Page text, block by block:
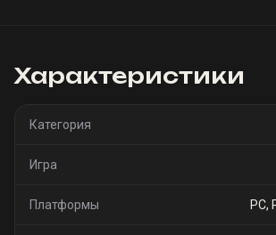
Характеристики
Категория
Игра
Платформы PC,